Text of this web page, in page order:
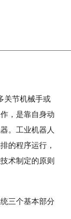
关节机械手或
，是靠自身动
。工业机器人
的程序运行，
术制定的原则
三个基本部分